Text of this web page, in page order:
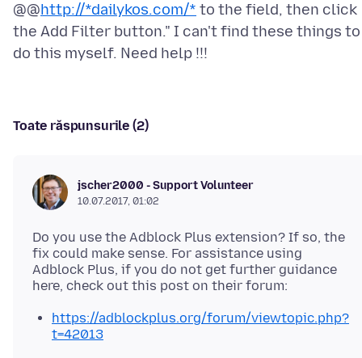
@@http://*dailykos.com/* to the field, then click
the Add Filter button." I can't find these things to
Toate răspunsurile (2)
jscher2000 - Support Volunteer
10.07.2017, 01:02
Do you use the Adblock Plus extension? If so, the
fix could make sense. For assistance using
Adblock Plus, if you do not get further guidance
https://adblockplus.org/forum/viewtopic.php?
t=42013